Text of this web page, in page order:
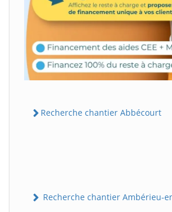
Recherche chantier Abbécourt
Recherche chantier Ambérieu-